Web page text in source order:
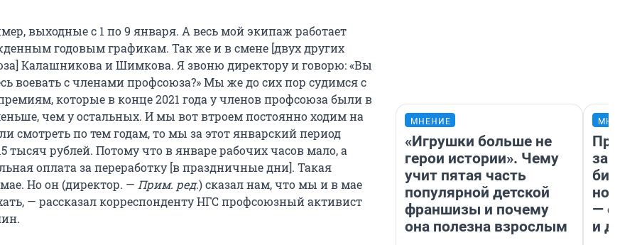
выходные с 1 по 9 января. А весь мой экипаж работает
годовым графикам. Так же и в смене [двух других
Калашникова и Шимкова. Я звоню директору и говорю: «Вы
воевать с членами профсоюза?» Мы же до сих пор судимся с
которые в конце 2021 года у членов профсоюза были в
чем у остальных. И мы вот втроем постоянно ходим на
смотреть по тем годам, то мы за этот январский период
тысяч рублей. Потому что в январе рабочих часов мало, а
оплата за переработку [в праздничные дни]. Такая
Но он (директор. — Прим. ред.) сказал нам, что мы и в мае
— рассказал корреспонденту НГС профсоюзный активист
МНЕНИЕ
«Игрушки больше не
герои истории». Чему
учит пятая часть
популярной детской
франшизы и почему
она полезна взрослым
— он
и